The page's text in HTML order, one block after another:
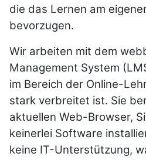
die das Lernen am
bevorzugen.
Wir arbeiten mit dem
Management System
im Bereich der Online-
stark verbreitet ist. Sie
aktuellen Web-Browser,
keinerlei Software
keine IT-Unterstützung,